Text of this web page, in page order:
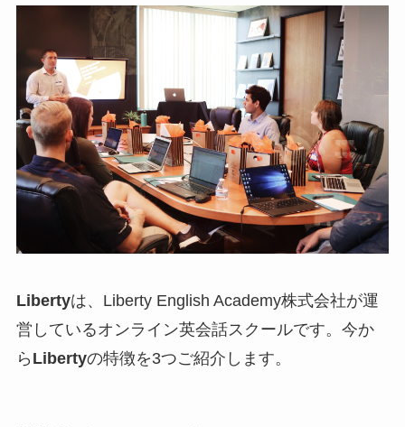
Libertyは、Liberty English Academy株式会社が運
営しているオンライン英会話スクールです。今か
ら Libertyの特徴を3つご紹介します。